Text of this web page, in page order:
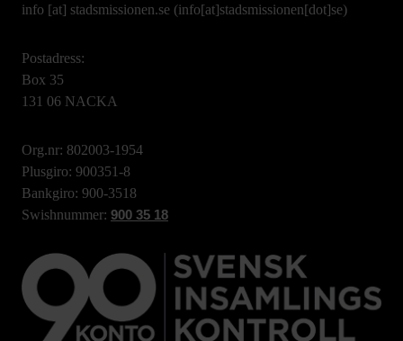
info [at] stadsmissionen.se (info[at]stadsmissionen[dot]se)
Postadress:
Box 35
131 06 NACKA
Org.nr: 802003-1954
Plusgiro: 900351-8
Bankgiro: 900-3518
Swishnummer: 900 35 18